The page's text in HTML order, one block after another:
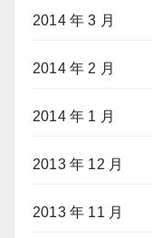
2014 年 3 月
2014 年 2 月
2014 年 1 月
2013 年 12 月
2013 年 11 月